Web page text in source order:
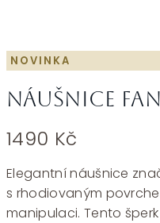
NOVINKA
Náušnice
1490 Kč
Elegantní náušnice
s rhodiovaným
manipulaci. Tento